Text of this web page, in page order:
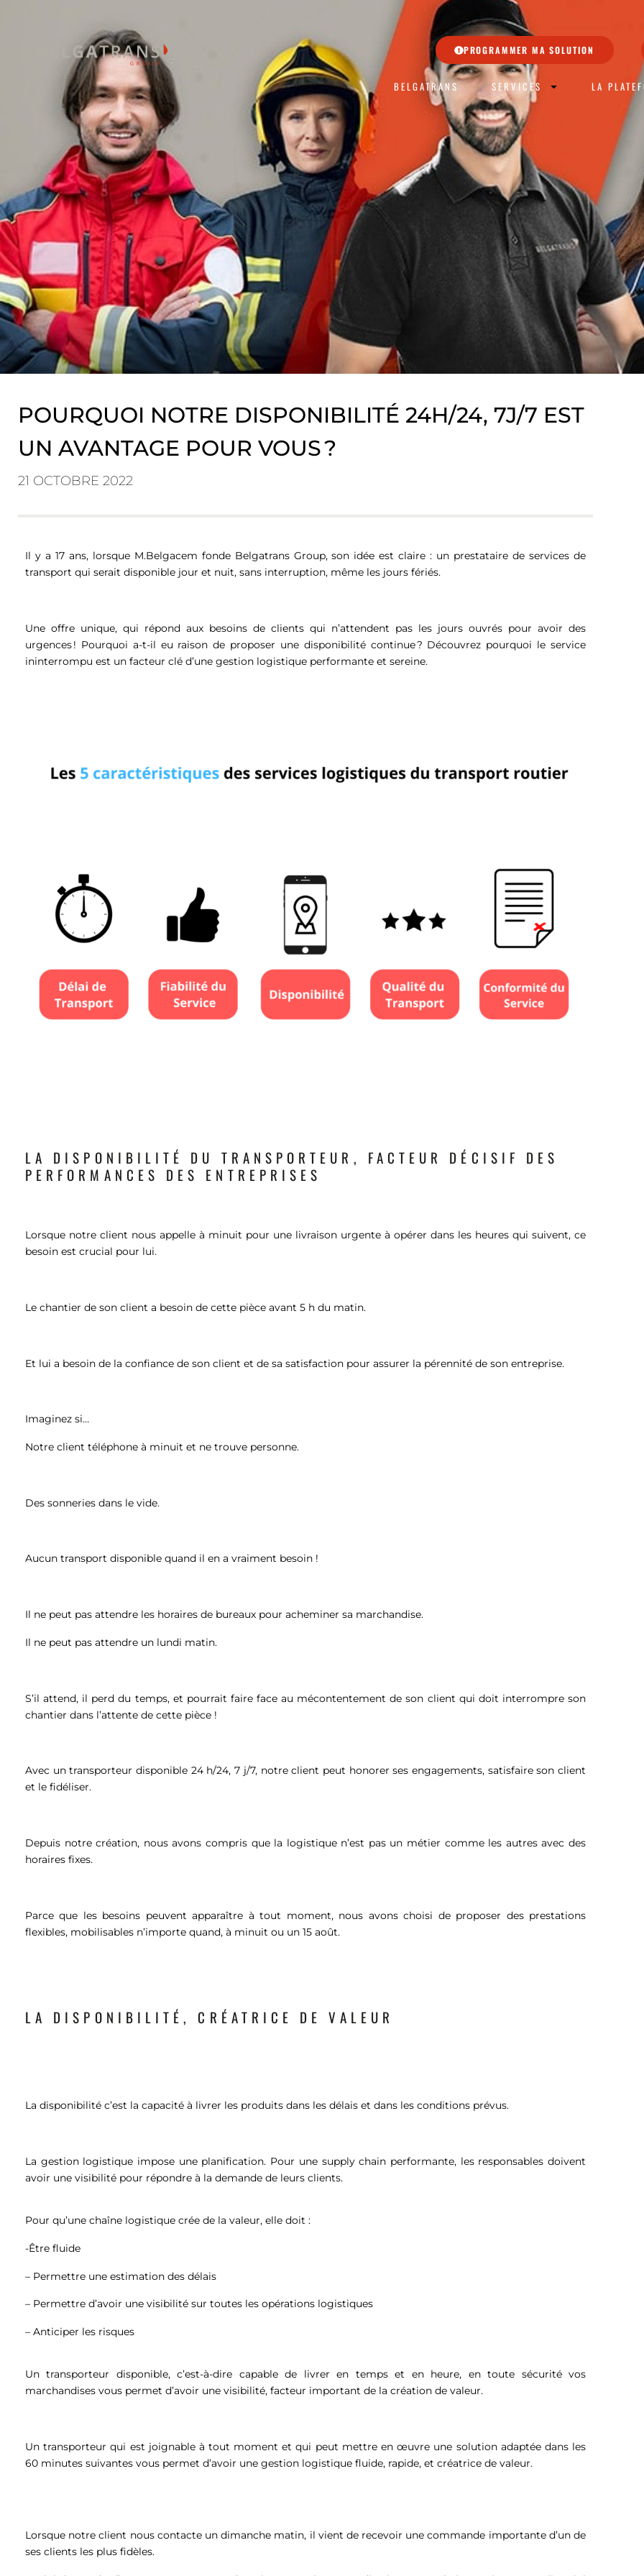
PROGRAMMER MA SOLUTION
BELGATRANS SERVICES LA
POURQUOI NOTRE DISPONIBILITÉ 24H/24, 7J/7 EST
UN AVANTAGE POUR VOUS ?
21 OCTOBRE 2022
Il y a 17 ans, lorsque M.Belgacem fonde Belgatrans Group, son idée est claire : un prestataire de services de
transport qui serait disponible jour et nuit, sans interruption, même les jours fériés.
Une offre unique, qui répond aux besoins de clients qui n’attendent pas les jours ouvrés pour avoir des
urgences ! Pourquoi a-t-il eu raison de proposer une disponibilité continue ? Découvrez pourquoi le service
ininterrompu est un facteur clé d’une gestion logistique performante et sereine.
LA DISPONIBILITÉ DU TRANSPORTEUR, FACTEUR DÉCISIF DES
PERFORMANCES DES ENTREPRISES
Lorsque notre client nous appelle à minuit pour une livraison urgente à opérer dans les heures qui suivent, ce
besoin est crucial pour lui.
Le chantier de son client a besoin de cette pièce avant 5 h du matin.
Et lui a besoin de la confiance de son client et de sa satisfaction pour assurer la pérennité de son entreprise.
Imaginez si…
Notre client téléphone à minuit et ne trouve personne.
Des sonneries dans le vide.
Aucun transport disponible quand il en a vraiment besoin !
Il ne peut pas attendre les horaires de bureaux pour acheminer sa marchandise.
Il ne peut pas attendre un lundi matin.
S’il attend, il perd du temps, et pourrait faire face au mécontentement de son client qui doit interrompre son
chantier dans l’attente de cette pièce !
Avec un transporteur disponible 24 h/24, 7 j/7, notre client peut honorer ses engagements, satisfaire son client
et le fidéliser.
Depuis notre création, nous avons compris que la logistique n’est pas un métier comme les autres avec des
horaires fixes.
Parce que les besoins peuvent apparaître à tout moment, nous avons choisi de proposer des prestations
flexibles, mobilisables n’importe quand, à minuit ou un 15 août.
LA DISPONIBILITÉ, CRÉATRICE DE VALEUR
La disponibilité c’est la capacité à livrer les produits dans les délais et dans les conditions prévus.
La gestion logistique impose une planification. Pour une supply chain performante, les responsables doivent
avoir une visibilité pour répondre à la demande de leurs clients.
Pour qu’une chaîne logistique crée de la valeur, elle doit :
-Être fluide
– Permettre une estimation des délais
– Permettre d’avoir une visibilité sur toutes les opérations logistiques
– Anticiper les risques
Un transporteur disponible, c’est-à-dire capable de livrer en temps et en heure, en toute sécurité vos
marchandises vous permet d’avoir une visibilité, facteur important de la création de valeur.
Un transporteur qui est joignable à tout moment et qui peut mettre en œuvre une solution adaptée dans les
60 minutes suivantes vous permet d’avoir une gestion logistique fluide, rapide, et créatrice de valeur.
Lorsque notre client nous contacte un dimanche matin, il vient de recevoir une commande importante d’un de
ses clients les plus fidèles.